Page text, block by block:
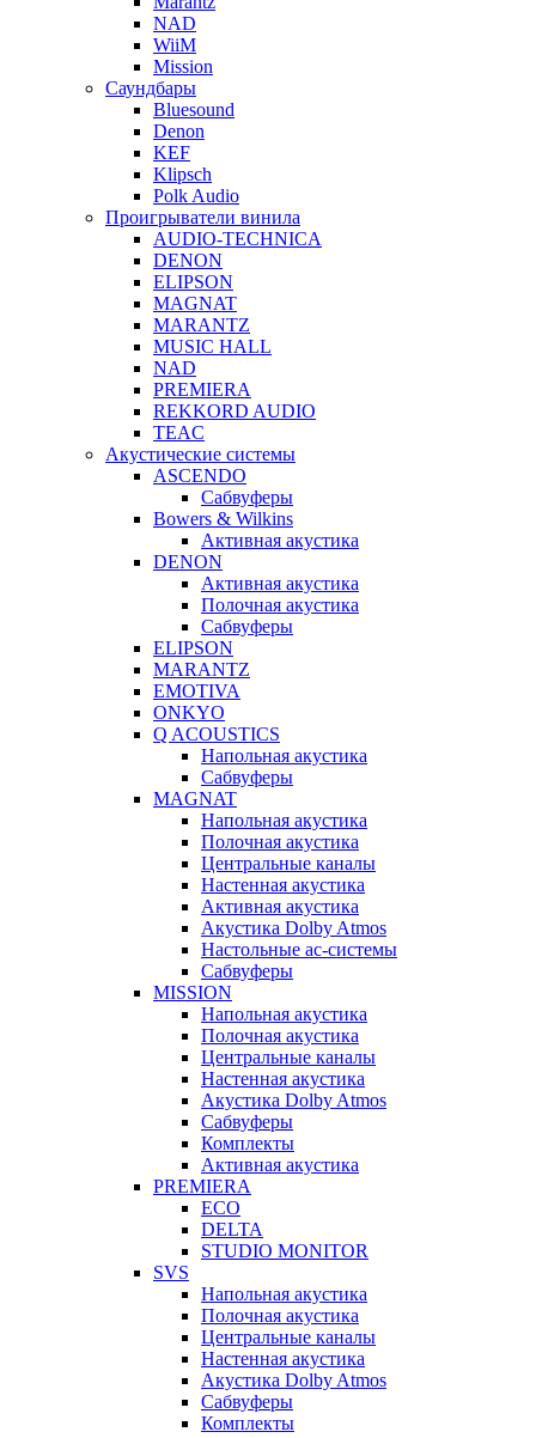
NAD
WiiM
Mission
Саундбары
Bluesound
Denon
KEF
Klipsch
Polk Audio
Проигрыватели винила
AUDIO-TECHNICA
DENON
ELIPSON
MAGNAT
MARANTZ
MUSIC HALL
NAD
PREMIERA
REKKORD AUDIO
TEAC
Акустические системы
ASCENDO
Сабвуферы
Bowers & Wilkins
Активная акустика
DENON
Активная акустика
Полочная акустика
Сабвуферы
ELIPSON
MARANTZ
EMOTIVA
ONKYO
Q ACOUSTICS
Напольная акустика
Сабвуферы
MAGNAT
Напольная акустика
Полочная акустика
Центральные каналы
Настенная акустика
Активная акустика
Акустика Dolby Atmos
Настольные ас-системы
Сабвуферы
MISSION
Напольная акустика
Полочная акустика
Центральные каналы
Настенная акустика
Акустика Dolby Atmos
Сабвуферы
Комплекты
Активная акустика
PREMIERA
ECO
DELTA
STUDIO MONITOR
SVS
Напольная акустика
Полочная акустика
Центральные каналы
Настенная акустика
Акустика Dolby Atmos
Сабвуферы
Комплекты